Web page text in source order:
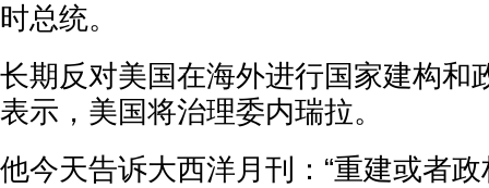
时总统。
长期反对美国在海外进行国家建构和
表示，美国将治理委内瑞拉。
他今天告诉大西洋月刊：“重建或者